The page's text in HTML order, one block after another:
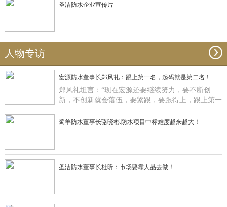
圣洁防水企业宣传片
人物专访
宏源防水董事长郑风礼：跟上第一名，起码就是第二名！
郑风礼坦言：“现在宏源还要继续努力，要不断创
新，不创新就会落伍，要紧跟，要跟得上，跟上第一
名，起码就是第二名了”。
蜀羊防水董事长骆晓彬:防水项目中标难度越来越大！
圣洁防水董事长杜昕：市场要靠人品去做！